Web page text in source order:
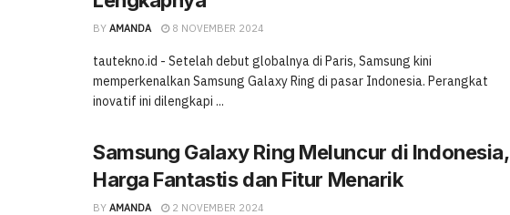
BY AMANDA 8 NOVEMBER 2024
tautekno.id - Setelah debut globalnya di Paris, Samsung kini
memperkenalkan Samsung Galaxy Ring di pasar Indonesia. Perangkat
inovatif ini dilengkapi ...
Samsung Galaxy Ring Meluncur di Indonesia,
Harga Fantastis dan Fitur Menarik
BY AMANDA 2 NOVEMBER 2024